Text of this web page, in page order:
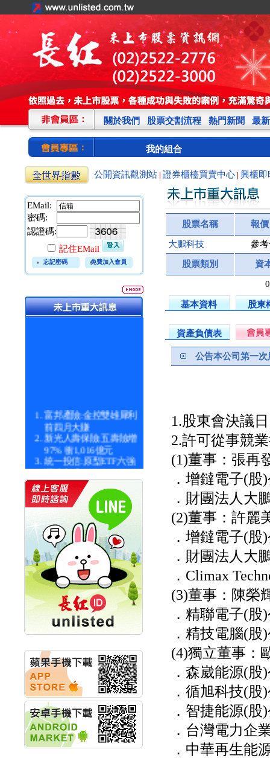
關於我們 股票交割流程 熱門新聞 最
我的組合
公開資訊觀測站 證券櫃檯買賣中心 興櫃即
EMail:
密碼:
認證碼:
記住EMail
忘記密碼 免費加入會員
富邦產險:金控雙雄犀利
前四月大賺
新光人壽保險:五壽險增
97% 衝1,016億元
統一投信:原型ETF六強
漲逾九成
統一投信:主動式ETF溢
價 被盯上
新光人壽保險:新壽Q1外
價金將達996億
宇辰系統科技:宇辰業績
創新高 啟動興櫃轉上櫃
計畫
明緯企業:明緯永續科技
競賽 以電源驅動善的力
量
秀育企業:秀育SHO-U儲
能系統 獲國內首張CNS
認證
聯博投信:聯博00404A
華旭先進:代重要子公司
碩通散熱股份有限公司
公告董事會通過發言人
及代理發
華旭先進:代重要子公司
碩通散熱股份有限公司
公告董事會決議發行員
工認股權
華旭先進:代重要子公司
股票名稱 報
大鵬科技 參
股票類別 資
基本資料 股東
資產負債表
公告本公司第一
1.股東會決議
2.許可從事競
(1)董事：張再
．增鐽電子(
．財團法人大
(2)董事：許麗
．增鐽電子(股
．財團法人大
．Climax
(3)董事：陳榮
．精聯電子(
．精技電腦(股
(4)獨立董事：
．森崴能源(股
．循旭科技(股
．智捷能源(
．台灣電力企
．中華再生能